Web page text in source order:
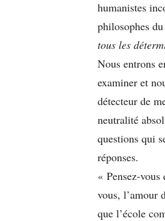
humanistes
philosophes
tous les
Nous entrons
examiner et
détecteur de
neutralité
questions qui
réponses.
« Pensez-
vous, l’amour
que l’école